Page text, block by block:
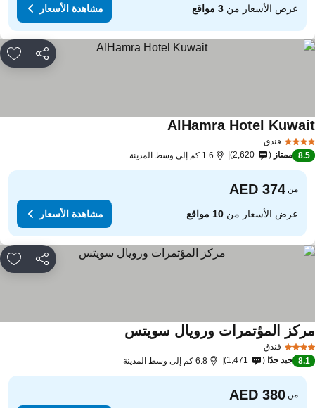
عرض الأسعار من3 مواقع مشاهدة الأسعار
مشاركة
فندق
AlHamra Hotel
8.5 ممتاز 2,620 1.6 كم إلى وسط المدينة
من
عرض الأسعار من10 مواقع مشاهدة الأسعار
مشاركة
فندق
المؤتمرات ورويال سويتس
8.1 جيد جدًا 1,471 6.8 كم إلى وسط المدينة
من